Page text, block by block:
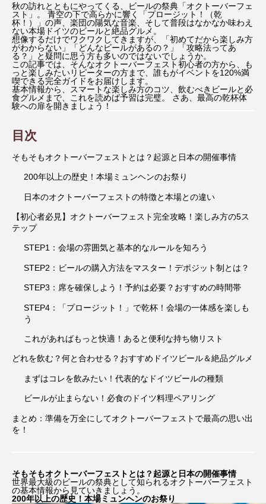
秋の訪れとともにやってくる、ビールの祭典「オクトーバーフェ
スト」。 青空の下で高らかに響く「プロージット！（乾
杯！）」の声、楽団の陽気な音楽、そして普段はなかなか味わえ
ない本場ドイツのビールと絶品グルメ。
想像するだけでワクワクしてきますが、「初めてだから楽しみ方
がわからない」「どんなビールがあるの？」「攻略法ってあ
る？」と疑問に思う方も多いのではないでしょうか。
この記事では、そんなオクトーバーフェスト初心者の方から、も
っと楽しみたいリピーターの方まで、誰もがイベントを120%満
喫できる完全ガイドをお届けします。
基本情報から、スマートな楽しみ方のコツ、飲むべきビールと必
食グルメまで、これを読めば予習は完璧。 さあ、最高の乾杯体
験への扉を開きましょう！
目次
そもそもオクトーバーフェストとは？起源と日本の開催事情
200年以上の歴史！本場ミュンヘンのお祭り
日本のオクトーバーフェストの特徴と本場との違い
【初心者必見】オクトーバーフェスト完全攻略！楽しみ方の5ス
テップ
STEP1：会場の雰囲気と基本的なルールを知ろう
STEP2：ビールの購入方法をマスター！デポジット制とは？
STEP3：席を確保しよう！予約は必要？おすすめの時間帯
STEP4：「プロージット！」で乾杯！会場の一体感を楽しも
う
これがあればもっと快適！あると便利な持ち物リスト
どれを飲む？何と合わせる？おすすめドイツビール＆絶品グルメ
まずはコレを飲みたい！代表的なドイツビールの種類
ビールが止まらない！必食のドイツ料理ペアリング
まとめ：準備を万全にしてオクトーバーフェストで最高の思い出
を！
そもそもオクトーバーフェストとは？起源と日本の開催事情
世界最大級のビールの祭典として知られるオクトーバーフェスト
の基本情報から見ていきましょう。
200年以上の歴史！本場ミュンヘンのお祭り